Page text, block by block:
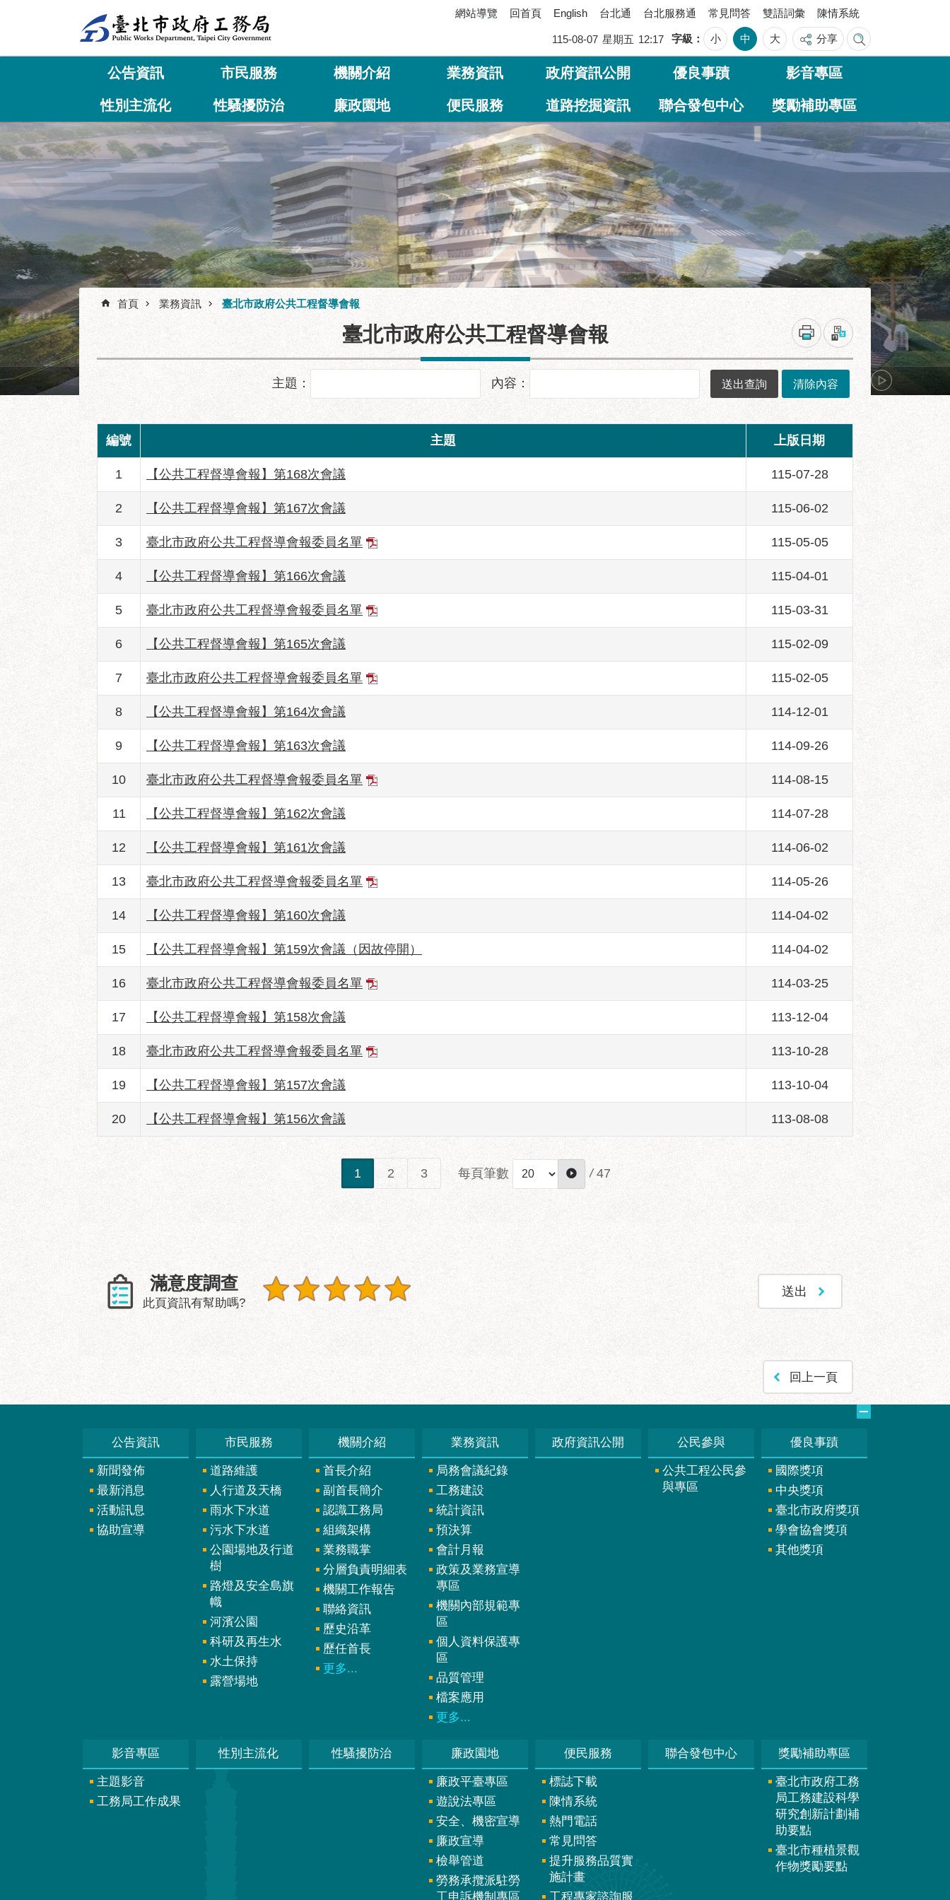
網站導覽 回首頁 English 台北通 台北服務通 常見問答 雙語詞彙 陳情系統
115-08-07 星期五 12:17 字級 小 中 大 分享
公告資訊 市民服務 機關介紹 業務資訊 政府資訊公開 優良事蹟 影音專區
性別主流化 性騷擾防治 廉政園地 便民服務 道路挖掘資訊 聯合發包中心 獎勵補助專區
成功市場地面層建築透視圖
首頁 業務資訊 臺北市政府公共工程督導會報
臺北市政府公共工程督導會報
主題： 內容：
編號 主題 上版日期
1 【公共工程督導會報】第168次會議 115-07-28
2 【公共工程督導會報】第167次會議 115-06-02
3 臺北市政府公共工程督導會報委員名單 115-05-05
4 【公共工程督導會報】第166次會議 115-04-01
5 臺北市政府公共工程督導會報委員名單 115-03-31
6 【公共工程督導會報】第165次會議 115-02-09
7 臺北市政府公共工程督導會報委員名單 115-02-05
8 【公共工程督導會報】第164次會議 114-12-01
9 【公共工程督導會報】第163次會議 114-09-26
10 臺北市政府公共工程督導會報委員名單 114-08-15
11 【公共工程督導會報】第162次會議 114-07-28
12 【公共工程督導會報】第161次會議 114-06-02
13 臺北市政府公共工程督導會報委員名單 114-05-26
14 【公共工程督導會報】第160次會議 114-04-02
15 【公共工程督導會報】第159次會議（因故停開） 114-04-02
16 臺北市政府公共工程督導會報委員名單 114-03-25
17 【公共工程督導會報】第158次會議 113-12-04
18 臺北市政府公共工程督導會報委員名單 113-10-28
19 【公共工程督導會報】第157次會議 113-10-04
20 【公共工程督導會報】第156次會議 113-08-08
1 2 3 每頁筆數 / 47
滿意度調查
此頁資訊有幫助嗎?
回上一頁
公告資訊
新聞發佈
最新消息
活動訊息
協助宣導
市民服務
道路維護
人行道及天橋
雨水下水道
污水下水道
公園場地及行道
樹
路燈及安全島旗
幟
河濱公園
科研及再生水
水土保持
露營場地
機關介紹
首長介紹
副首長簡介
認識工務局
組織架構
業務職掌
分層負責明細表
機關工作報告
聯絡資訊
歷史沿革
歷任首長
更多...
業務資訊
局務會議紀錄
工務建設
統計資訊
預決算
會計月報
政策及業務宣導
專區
機關內部規範專
區
個人資料保護專
區
品質管理
檔案應用
更多...
政府資訊公開 公民參與
公共工程公民參
與專區
優良事蹟
國際獎項
中央獎項
臺北市政府獎項
學會協會獎項
其他獎項
影音專區
主題影音
工務局工作成果
性別主流化 性騷擾防治 廉政園地
廉政平臺專區
遊說法專區
安全、機密宣導
廉政宣導
檢舉管道
勞務承攬派駐勞
工申訴機制專區
便民服務
標誌下載
陳情系統
熱門電話
常見問答
提升服務品質實
施計畫
工程專家諮詢服
聯合發包中心 獎勵補助專區
臺北市政府工務
局工務建設科學
研究創新計劃補
助要點
臺北市種植景觀
作物獎勵要點